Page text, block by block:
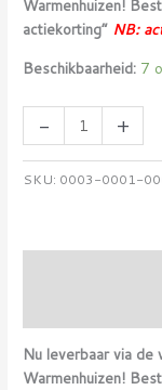
Warmenhuizen!
actiekorting” NB:
Beschikbaarheid: 7
- +
SKU: 0003-0001-
Nu leverbaar via
Warmenhuizen!